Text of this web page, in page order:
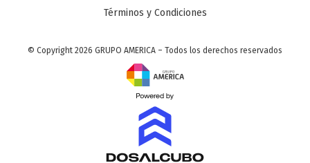
Términos y Condiciones
© Copyright 2026 GRUPO AMERICA – Todos los derechos reservados